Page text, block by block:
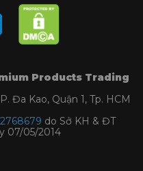
4 món xếp chồng
tẩy rửa để vệ sinh nồi.
mát, khô ráo.
đêm.
còn nóng.
Products Trading
Đa Kao, Quận 1, Tp. HCM
do Sở KH & ĐT
07/05/2014